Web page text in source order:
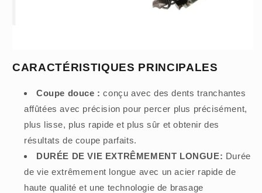
CARACTÉRISTIQUES PRINCIPALES
Coupe douce : conçu avec des dents tranchantes
affûtées avec précision pour percer plus précisément,
plus lisse, plus rapide et plus sûr et obtenir des
résultats de coupe parfaits.
DURÉE DE VIE EXTRÊMEMENT LONGUE: Durée
de vie extrêmement longue avec un acier rapide de
haute qualité et une technologie de brasage